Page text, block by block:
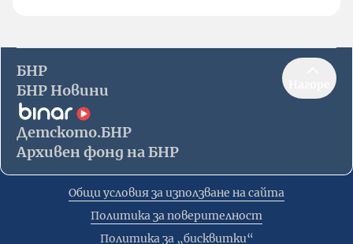
БНР
БНР Новини
Детското.БНР
Архивен фонд на БНР
Общи условия за използване на сайта
Политика за поверителност
Политика за „бисквитки“